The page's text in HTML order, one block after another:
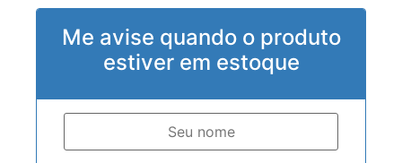
Me avise quando o produto
estiver em estoque